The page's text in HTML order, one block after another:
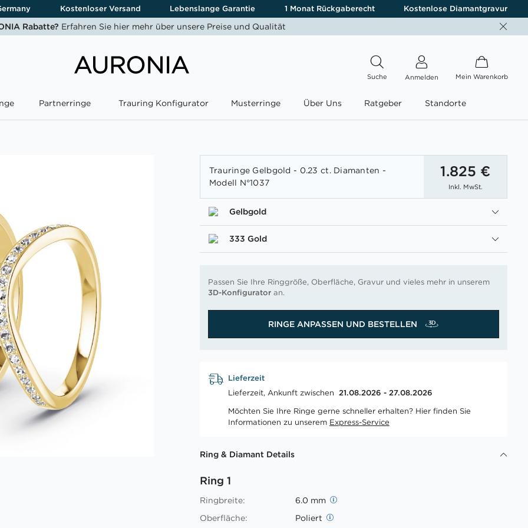
Kostenloser Versand Lebenslange Garantie 1 Monat Rückgaberecht Kostenlose Diamantgravur
Rabatte? Erfahren Sie hier mehr über unsere Preise und Qualität
Suche Anmelden Mein Warenkorb
Partnerringe Trauring Konfigurator Musterringe Über Uns Ratgeber Standorte
Trauringe Gelbgold - 0.23 ct. Diamanten -
Modell N°1037
1.825 €
Inkl. MwSt.
Gelbgold
333 Gold
Passen Sie Ihre Ringgröße, Oberfläche, Gravur und vieles mehr in unserem
3D-Konfigurator an.
RINGE ANPASSEN UND BESTELLEN
Lieferzeit
Lieferzeit, Ankunft zwischen 21.08.2026 - 27.08.2026
Möchten Sie Ihre Ringe gerne schneller erhalten? Hier finden Sie
Informationen zu unserem Express-Service
Ring & Diamant Details
Ring 1
Ringbreite:
6.0 mm
Oberfläche:
Poliert